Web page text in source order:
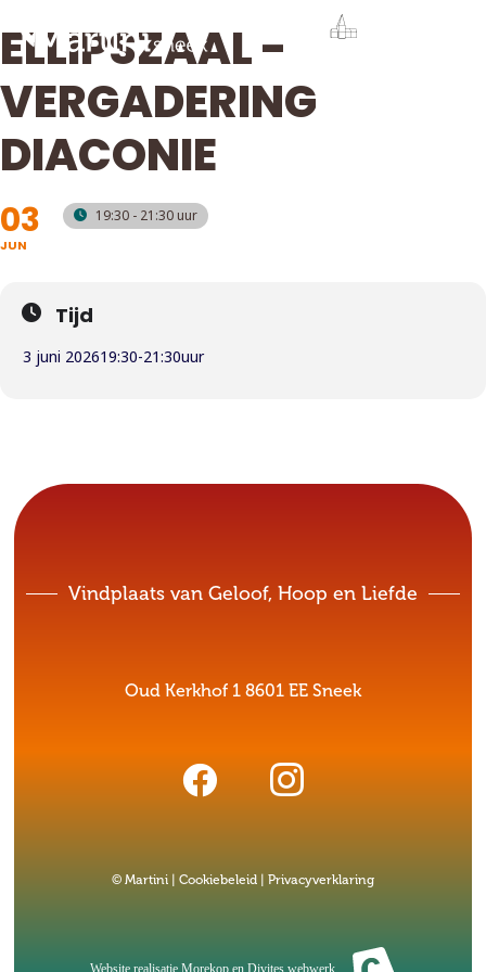
ELLIPSZAAL -
VERGADERING
DIACONIE
03
JUN
19:30 - 21:30
Tijd
3 juni 202619:30-21:30
Vindplaats van Geloof, Hoop en Liefde
Oud Kerkhof 1 8601 EE Sneek
© Martini | Cookiebeleid Privacyverklaring